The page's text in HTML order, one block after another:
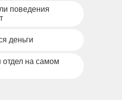
поведения
деньги
отдел на самом